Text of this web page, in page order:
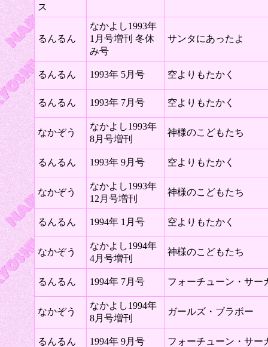
ス
るんるん
なかよし1993年
1月号増刊 冬休
み号
サンタにあったよ
るんるん 1993年 5月号 空よりもたかく
るんるん 1993年 7月号 空よりもたかく
なかぞう
なかよし1993年
8月号増刊
神様のこどもたち
るんるん 1993年 9月号 空よりもたかく
なかぞう
なかよし1993年
12月号増刊
神様のこどもたち
るんるん 1994年 1月号 空よりもたかく
なかぞう
なかよし1994年
4月号増刊
神様のこどもたち
るんるん 1994年 7月号 フォーチューン・サー
なかぞう
なかよし1994年
8月号増刊
ガールズ・ブラボー
るんるん 1994年 9月号 フォーチューン・サー